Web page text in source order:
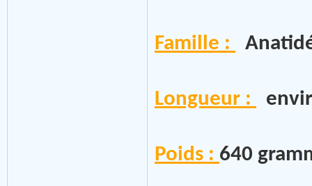
Famille :
Longueur :
Poids : 640